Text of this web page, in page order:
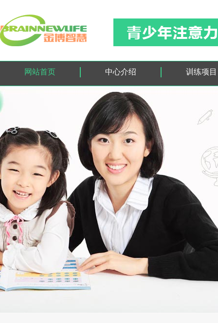
网站首页 中心介绍 训练项目